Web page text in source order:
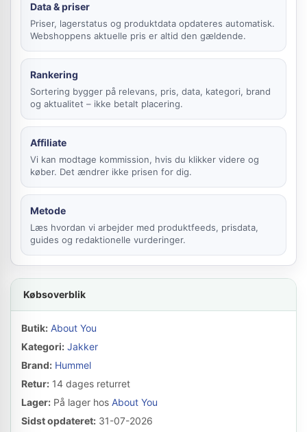
Data & priser
Priser, lagerstatus og produktdata opdateres automatisk.
Webshoppens aktuelle pris er altid den gældende.
Rankering
Sortering bygger på relevans, pris, data, kategori, brand
og aktualitet – ikke betalt placering.
Affiliate
Vi kan modtage kommission, hvis du klikker videre og
køber. Det ændrer ikke prisen for dig.
Metode
Læs hvordan vi arbejder med produktfeeds, prisdata,
guides og redaktionelle vurderinger.
Købsoverblik
Butik: About You
Kategori: Jakker
Brand: Hummel
Retur: 14 dages returret
Lager: På lager hos About You
Sidst opdateret: 31-07-2026